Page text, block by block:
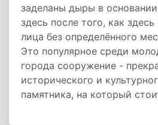
заделаны дыры в
здесь после того, как
лица без определённого
Это популярное среди
города сооружение -
исторического и
памятника, на который